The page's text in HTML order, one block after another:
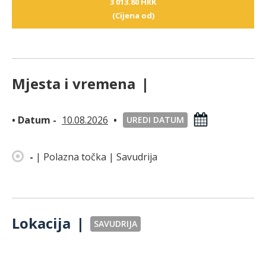
(Cijena od)
Mjesta i vremena |
• Datum - 10.08.2026 • UREDI DATUM
- | Polazna točka | Savudrija
Lokacija | SAVUDRIJA